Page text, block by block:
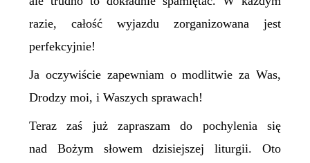
razie, całość wyjazdu zorganizowana jest
perfekcyjnie!
Ja oczywiście zapewniam o modlitwie za Was,
Drodzy moi, i Waszych sprawach!
Teraz zaś już zapraszam do pochylenia się
nad Bożym słowem dzisiejszej liturgii. Oto